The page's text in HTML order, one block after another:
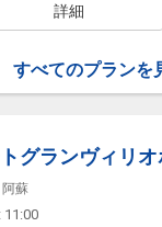
詳細
すべてのプランを
グランヴィリ
阿蘇
11:00